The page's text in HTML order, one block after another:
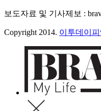
보도자료 및 기사제보 :
Copyright 2014. 이투데이피